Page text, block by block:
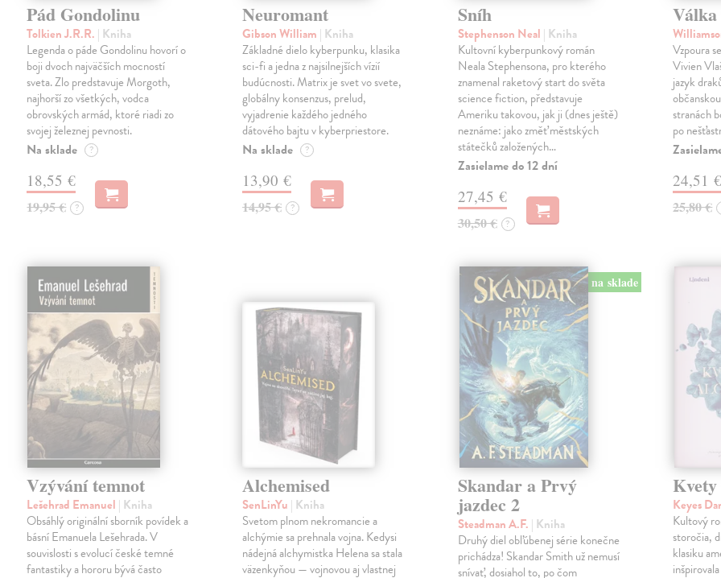
Pád Gondolinu
Tolkien J.R.R. | Kniha
Legenda o páde Gondolinu hovorí o
boji dvoch najväčších mocností
sveta. Zlo predstavuje Morgoth,
najhorší zo všetkých, vodca
obrovských armád, ktoré riadi zo
svojej železnej pevnosti.
Na sklade ?
18,55 €
19,95 € ?
Neuromant
Gibson William | Kniha
Základné dielo kyberpunku, klasika
sci-fi a jedna z najsilnejších vízií
budúcnosti. Matrix je svet vo svete,
globálny konsenzus, prelud,
vyjadrenie každého jedného
dátového bajtu v kyberpriestore.
Na sklade ?
13,90 €
14,95 € ?
Sníh
Stephenson Neal | Kniha
Kultovní kyberpunkový román
Neala Stephensona, pro kterého
znamenal raketový start do světa
science fiction, představuje
Ameriku takovou, jak ji (dnes ještě)
neznáme: jako změť městských
státečků založených…
Zasielame do 12 dní
27,45 €
30,50 € ?
Vzpoura
Vivien
jazyk
stranách
po
24,51 €
25,80 €
Vzývání temnot
Lešehrad Emanuel | Kniha
Obsáhlý originální sborník povídek a
básní Emanuela Lešehrada. V
souvislosti s evolucí české temné
fantastiky a hororu bývá často
Alchemised
SenLinYu | Kniha
Svetom plnom nekromancie a
alchýmie sa prehnala vojna. Kedysi
nádejná alchymistka Helena sa stala
väzenkyňou — vojnovou aj vlastnej
na sklade
Skandar a Prvý
jazdec 2
Steadman A.F. | Kniha
Druhý diel obľúbenej série konečne
prichádza! Skandar Smith už nemusí
snívať, dosiahol to, po čom
Keyes
Kultový
storočia,
klasiku